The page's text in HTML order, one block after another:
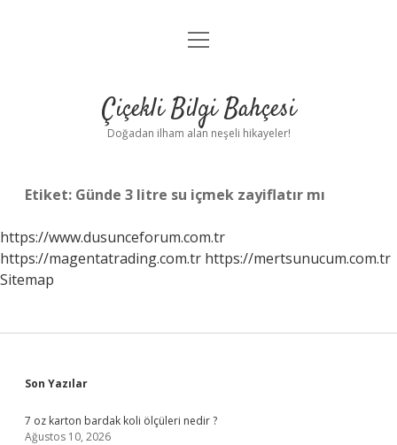
Anasayfa
Yasal Uyarı
menüyü
Çiçekli Bilgi Bahçesi
Doğadan ilham alan neşeli hikayeler!
Etiket: Günde 3 litre su içmek zayiflatır mı
https://www.dusunceforum.com.tr
https://magentatrading.com.tr https://mertsunucum.com.tr
Sitemap
Sidebar
Son Yazılar
7 oz karton bardak koli ölçüleri nedir ?
Ağustos 10, 2026